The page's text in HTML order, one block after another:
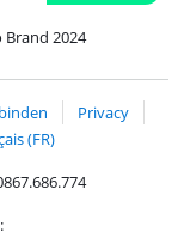
2024
Privacy
(FR)